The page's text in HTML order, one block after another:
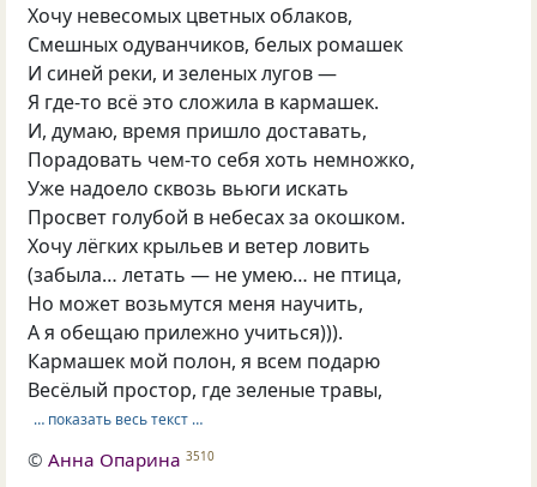
Хочу невесомых цветных облаков,
Смешных одуванчиков, белых ромашек
И синей реки, и зеленых лугов —
Я где-то всё это сложила в кармашек.
И, думаю, время пришло доставать,
Порадовать чем-то себя хоть немножко,
Уже надоело сквозь вьюги искать
Просвет голубой в небесах за окошком.
Хочу лёгких крыльев и ветер ловить
(забыла… летать — не умею… не птица,
Но может возьмутся меня научить,
А я обещаю прилежно учиться))).
Кармашек мой полон, я всем подарю
Весёлый простор, где зеленые травы,
… показать весь текст …
©Анна Опарина 3510